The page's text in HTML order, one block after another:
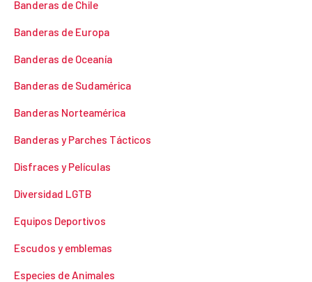
Banderas de Chile
Banderas de Europa
Banderas de Oceanía
Banderas de Sudamérica
Banderas Norteamérica
Banderas y Parches Tácticos
Disfraces y Películas
Diversidad LGTB
Equipos Deportivos
Escudos y emblemas
Especies de Animales